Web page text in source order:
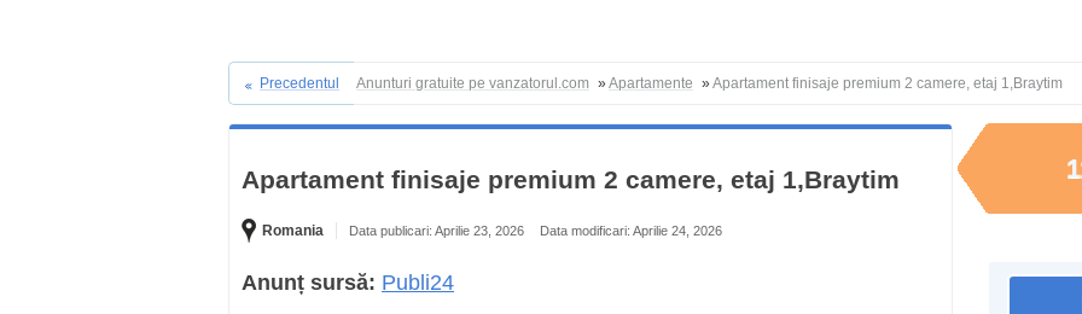
Precedentul Anunturi gratuite pe vanzatorul.com »Apartamente »Apartament finisaje premium 2 camere, etaj 1,Braytim
Apartament finisaje premium 2 camere, etaj 1,Braytim
Romania Data publicari: Aprilie 23, 2026 Data modificari: Aprilie 24, 2026
Anunț sursă: Publi24